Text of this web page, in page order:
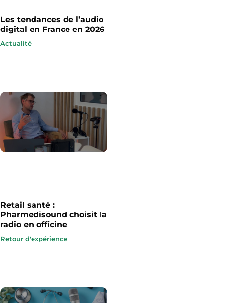
Les tendances de l’audio
digital en France en 2026
Actualité
Retail santé :
Pharmedisound choisit la
radio en officine
Retour d'expérience